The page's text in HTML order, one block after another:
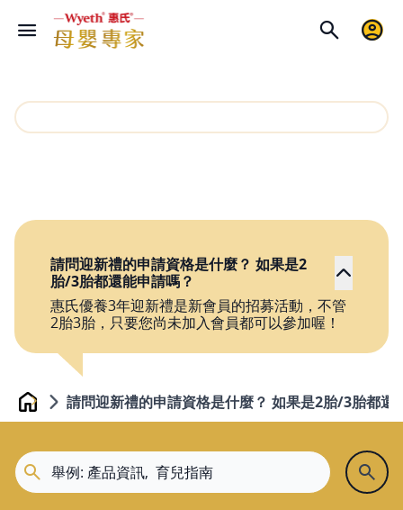
請問迎新禮的申請資格是什麼？ 如果是2
胎/3胎都還能申請嗎？
惠氏優養3年迎新禮是新會員的招募活動，不管
2胎3胎，只要您尚未加入會員都可以參加喔！
Home 請問迎新禮的申請資格是什麼？ 如果是2胎/3胎都還